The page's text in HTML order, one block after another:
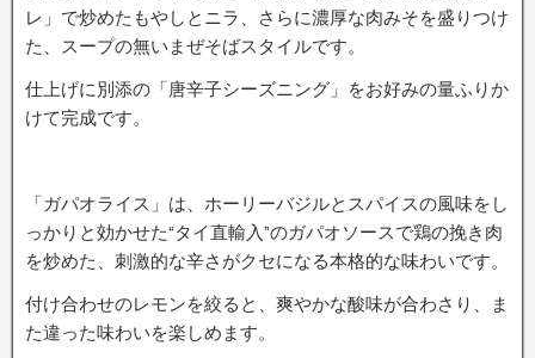
レ」で炒めたもやしとニラ、さらに濃厚な肉みそを盛りつけ
た、スープの無いまぜそばスタイルです。
仕上げに別添の「唐辛子シーズニング」をお好みの量ふりか
けて完成です。
「ガパオライス」は、ホーリーバジルとスパイスの風味をし
っかりと効かせた“タイ直輸入”のガパオソースで鶏の挽き肉
を炒めた、刺激的な辛さがクセになる本格的な味わいです。
付け合わせのレモンを絞ると、爽やかな酸味が合わさり、ま
た違った味わいを楽しめます。